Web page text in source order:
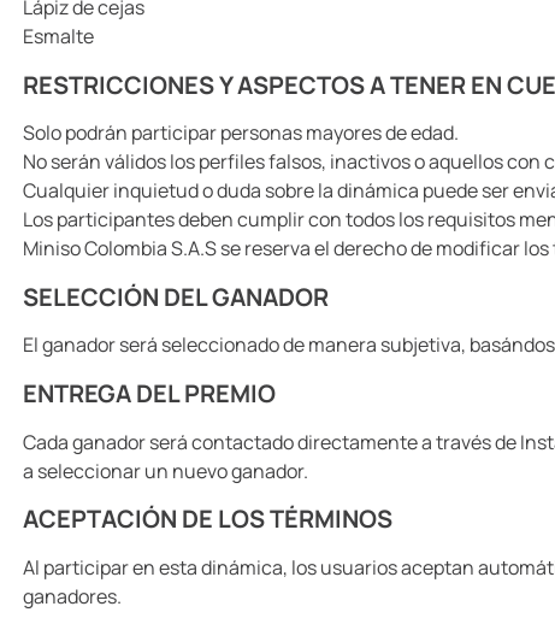
Lápiz de cejas
Esmalte
RESTRICCIONES Y ASPECTOS A TENER EN
Solo podrán participar personas mayores de edad.
No serán válidos los perfiles falsos, inactivos o aquellos
Cualquier inquietud o duda sobre la dinámica puede ser
Los participantes deben cumplir con todos los requisitos
Miniso Colombia S.A.S se reserva el derecho de modificar
SELECCIÓN DEL GANADOR
El ganador será seleccionado de manera subjetiva,
ENTREGA DEL PREMIO
Cada ganador será contactado directamente a través de
a seleccionar un nuevo ganador.
ACEPTACIÓN DE LOS TÉRMINOS
Al participar en esta dinámica, los usuarios aceptan
ganadores.